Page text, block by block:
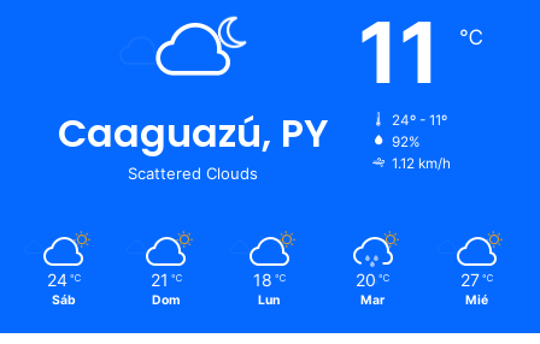
Caaguazú, PY
Scattered Clouds
11 ℃
24º - 11º
92%
1.12 km/h
24 ℃
Sáb
21 ℃
Dom
18 ℃
Lun
20 ℃
Mar
27 ℃
Mié